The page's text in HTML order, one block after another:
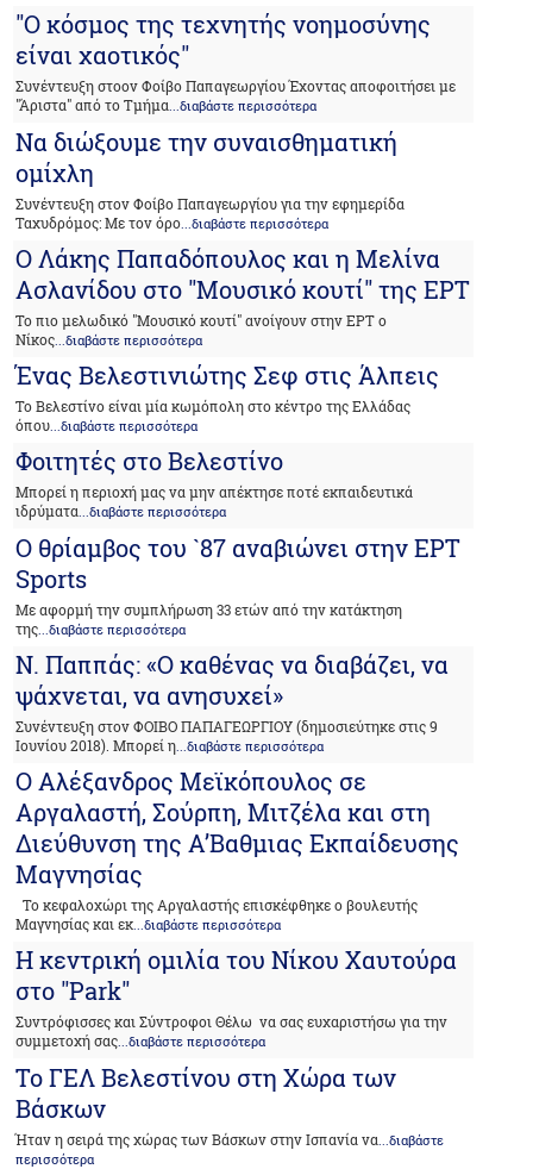
"Ο κόσμος της τεχνητής νοημοσύνης
είναι χαοτικός"
Συνέντευξη στοον Φοίβο Παπαγεωργίου Έχοντας αποφοιτήσει με
"Άριστα" από το Τμήμα...διαβάστε περισσότερα
Να διώξουμε την συναισθηματική
ομίχλη
Συνέντευξη στον Φοίβο Παπαγεωργίου για την εφημερίδα
Ταχυδρόμος: Με τον όρο ...διαβάστε περισσότερα
Ο Λάκης Παπαδόπουλος και η Μελίνα
Ασλανίδου στο "Μουσικό κουτί" της ΕΡΤ
Το πιο μελωδικό "Μουσικό κουτί" ανοίγουν στην ΕΡΤ ο
Νίκος...διαβάστε περισσότερα
Ένας Βελεστινιώτης Σεφ στις Άλπεις
Το Βελεστίνο είναι μία κωμόπολη στο κέντρο της Ελλάδας
όπου...διαβάστε περισσότερα
Φοιτητές στο Βελεστίνο
Μπορεί η περιοχή μας να μην απέκτησε ποτέ εκπαιδευτικά
ιδρύματα...διαβάστε περισσότερα
Ο θρίαμβος του `87 αναβιώνει στην ΕΡΤ
Sports
Με αφορμή την συμπλήρωση 33 ετών από την κατάκτηση
της ...διαβάστε περισσότερα
Ν. Παππάς: «Ο καθένας να διαβάζει, να
ψάχνεται, να ανησυχεί»
Συνέντευξη στον ΦΟΙΒΟ ΠΑΠΑΓΕΩΡΓΙΟΥ (δημοσιεύτηκε στις 9
Ιουνίου 2018). Μπορεί η...διαβάστε περισσότερα
Ο Αλέξανδρος Μεϊκόπουλος σε
Αργαλαστή, Σούρπη, Μιτζέλα και στη
Διεύθυνση της Α’Βαθμιας Εκπαίδευσης
Μαγνησίας
Το κεφαλοχώρι της Αργαλαστής επισκέφθηκε ο βουλευτής
Μαγνησίας και εκ...διαβάστε περισσότερα
H κεντρική ομιλία του Νίκου Χαυτούρα
στο "Park"
Συντρόφισσες και Σύντροφοι Θέλω να σας ευχαριστήσω για την
συμμετοχή σας...διαβάστε περισσότερα
Το ΓΕΛ Βελεστίνου στη Χώρα των
Βάσκων
Ήταν η σειρά της χώρας των Βάσκων στην Ισπανία να ...διαβάστε
περισσότερα